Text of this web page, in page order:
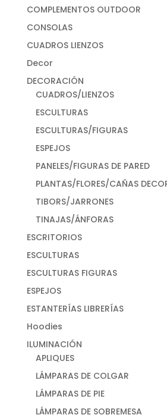
COMPLEMENTOS OUTDOOR
CONSOLAS
CUADROS LIENZOS
Decor
DECORACIÓN
CUADROS/LIENZOS
ESCULTURAS
ESCULTURAS/FIGURAS
ESPEJOS
PANELES/FIGURAS DE PARED
PLANTAS/FLORES/CAÑAS
TIBORS/JARRONES
TINAJAS/ÁNFORAS
ESCRITORIOS
ESCULTURAS
ESCULTURAS FIGURAS
ESPEJOS
ESTANTERÍAS LIBRERÍAS
Hoodies
ILUMINACIÓN
APLIQUES
LÁMPARAS DE COLGAR
LÁMPARAS DE PIE
LÁMPARAS DE SOBREMESA